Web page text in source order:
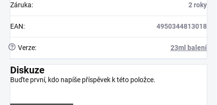
Záruka: 2 roky
EAN: 4950344813018
? Verze: 23ml balení
Diskuze
Buďte první, kdo napíše příspěvek k této položce.